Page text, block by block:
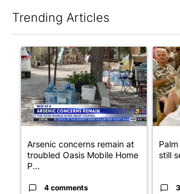
Trending Articles
A trending article titled "Arsenic
Arsenic concerns remain at
troubled Oasis Mobile Home
P...
4 comments
A
still